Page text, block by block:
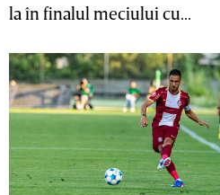
la în finalul meciului cu...